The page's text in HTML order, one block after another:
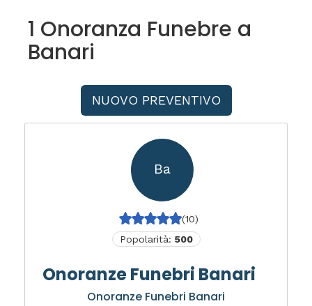
1 Onoranza Funebre a
Banari
NUOVO PREVENTIVO
Ba
(10)
Popolarità: 500
Onoranze Funebri Banari
Onoranze Funebri Banari